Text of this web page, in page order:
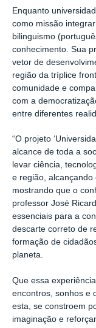
Enquanto
como missão
bilinguismo
conhecimento. Sua
vetor de
região da tríplice
comunidade e
com a
entre diferentes
“O projeto
alcance de toda a
levar ciência,
e região,
mostrando que o
professor José
essenciais para a
descarte correto de
formação de
planeta.
Que essa
encontros, sonhos e
esta, se constroem
imaginação e